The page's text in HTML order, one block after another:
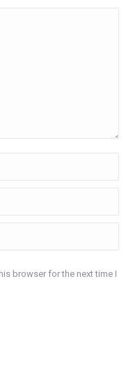
browser for the next time I